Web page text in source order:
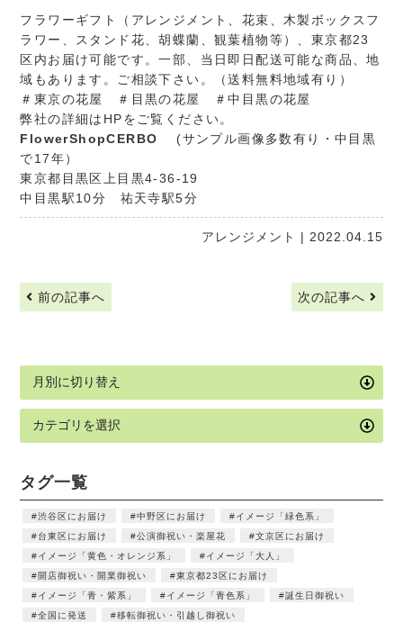
フラワーギフト（アレンジメント、花束、木製ボックスフ
ラワー、スタンド花、胡蝶蘭、観葉植物等）、東京都23
区内お届け可能です。一部、当日即日配送可能な商品、地
域もあります。ご相談下さい。（送料無料地域有り）
＃東京の花屋 ＃目黒の花屋 ＃中目黒の花屋
弊社の詳細はHPをご覧ください。
FlowerShopCERBO
(サンプル画像多数有り・中目黒
で17年）
東京都目黒区上目黒4-36-19
中目黒駅10分 祐天寺駅5分
アレンジメント | 2022.04.15
前の記事へ 次の記事へ
タグ一覧
渋谷区にお届け 中野区にお届け
イメージ「緑色系」
台東区にお届け
公演御祝い・楽屋花
文京区にお届け
イメージ「黄色・オレンジ系」
イメージ「大人」
開店御祝い・開業御祝い
東京都23区にお届け
イメージ「青・紫系」
イメージ「青色系」
誕生日御祝い
全国に発送
移転御祝い・引越し御祝い